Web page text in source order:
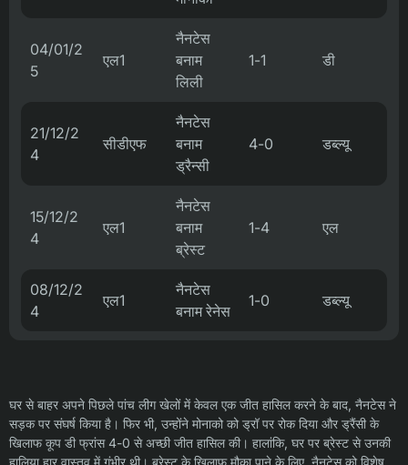
04/01/2
5
एल1
नैनटेस
बनाम
लिली
1-1 डी
21/12/2
4
सीडीएफ
नैनटेस
बनाम
ड्रैन्सी
4-0 डब्ल्यू
15/12/2
4
एल1
नैनटेस
बनाम
ब्रेस्ट
1-4 एल
08/12/2
4
एल1
नैनटेस
बनाम रेनेस
1-0 डब्ल्यू
घर से बाहर अपने पिछले पांच लीग खेलों में केवल एक जीत हासिल करने के बाद, नैनटेस ने
सड़क पर संघर्ष किया है। फिर भी, उन्होंने मोनाको को ड्रॉ पर रोक दिया और ड्रैंसी के
खिलाफ कूप डी फ्रांस 4-0 से अच्छी जीत हासिल की। ​​हालांकि, घर पर ब्रेस्ट से उनकी